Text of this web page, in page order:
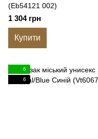
(Eb54121 002)
1 304 грн
Купити
6
6